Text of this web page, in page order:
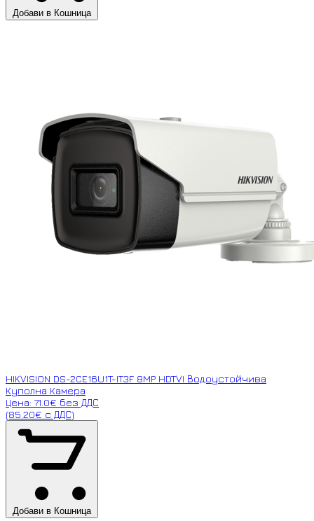
Добави в Кошница
HIKVISION DS-2CE16U1T-IT3F 8MP HDTVI Водоустойчива
Куполна Камера
Цена: 71.0€ без ДДС
(85.20€ с ДДС)
Добави в Кошница